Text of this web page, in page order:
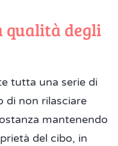
qualità degli
tutta una serie di
di non rilasciare
mantenendo
del cibo, in